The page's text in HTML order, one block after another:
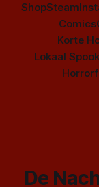
ShopSteam
Comics
Korte
Lokaal
De